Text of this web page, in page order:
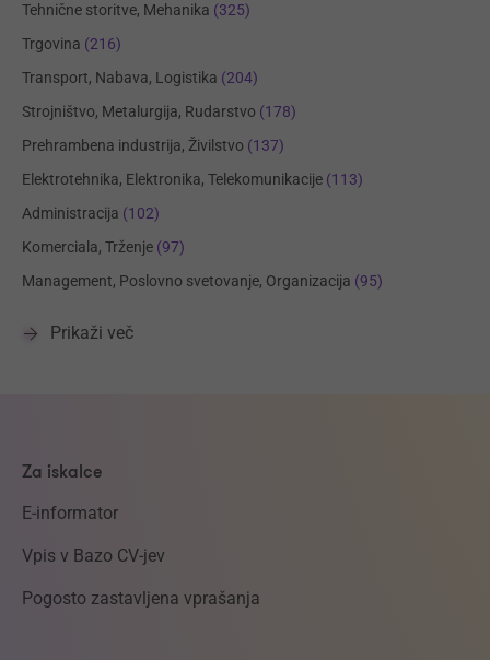
Tehnične storitve, Mehanika (325)
Trgovina (216)
Transport, Nabava, Logistika (204)
Strojništvo, Metalurgija, Rudarstvo (178)
Prehrambena industrija, Živilstvo (137)
Elektrotehnika, Elektronika, Telekomunikacije (113)
Administracija (102)
Komerciala, Trženje (97)
Management, Poslovno svetovanje, Organizacija (95)
Prikaži več
Za iskalce
E-informator
Vpis v Bazo CV-jev
Pogosto zastavljena vprašanja